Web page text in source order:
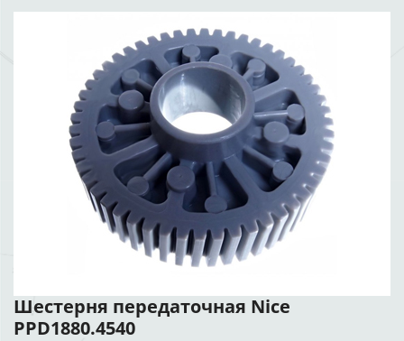
Шестерня передаточная Nice
PPD1880.4540